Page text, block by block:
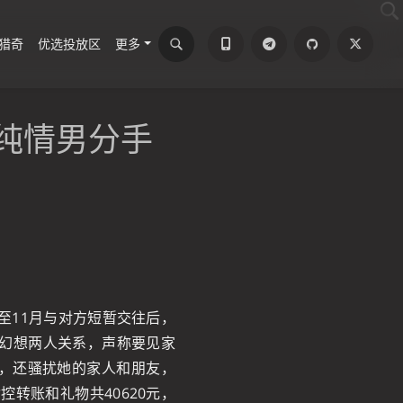
奇 优选投放区 更多
情男分手
月与对方短暂交往后，
想两人关系，声称要见家
骚扰她的家人和朋友，
转账和礼物共40620元，